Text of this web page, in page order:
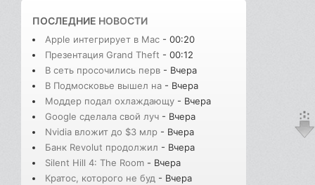
ПОСЛЕДНИЕ НОВОСТИ
Apple интегрирует в Mac - 00:20
Презентация Grand Theft - 00:12
В сеть просочились перв - Вчера
В Подмосковье вышел на - Вчера
Моддер подал охлаждающу - Вчера
Google сделала свой луч - Вчера
Nvidia вложит до $3 млр - Вчера
Банк Revolut продолжил - Вчера
Silent Hill 4: The Room - Вчера
Кратос, которого не буд - Вчера